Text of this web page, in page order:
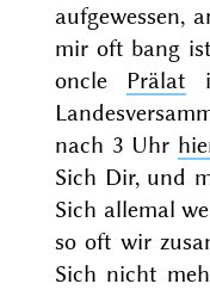
aufgewessen,
mir oft bang
oncle Prälat
nach 3 Uhr
Sich Dir, und
Sich allemal
so oft wir
Sich nicht